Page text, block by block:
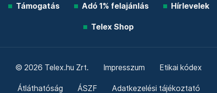
Támogatás Adó 1% felajánlás Hírlevelek
Telex Shop
© 2026 Telex.hu Zrt. Impresszum Etikai kódex
Átláthatóság ÁSZF Adatkezelési tájékoztató